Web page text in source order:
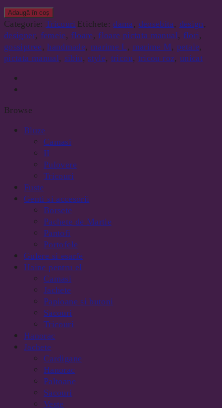
Adaugă în coș
Categorie: Tricouri Etichete: dama, deosebita, design,
designer, femeie, floare, floare pictata manual, flori,
gossiptree,handmade, marime L, marime M, petale,
pictata manual, sibiu, style, tricou, tricou roz, unicat
Browse
Bluze
Camasi
II
Pulovere
Tricouri
Fuste
Genti si accesorii
Borsete
Pachete de Martie
Pantofi
Portofele
Gulere si esarfe
Haine pentru el
Camasi
Jachete
Papioane si butoni
Sacouri
Tricouri
Hanorac
Jachete
Cardigane
Hanorac
Paltoane
Sacouri
Veste